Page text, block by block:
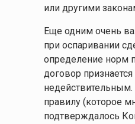
или другими
Еще одним очень
при оспаривании
определение норм
договор признается
правилу (которое
подтверждалось